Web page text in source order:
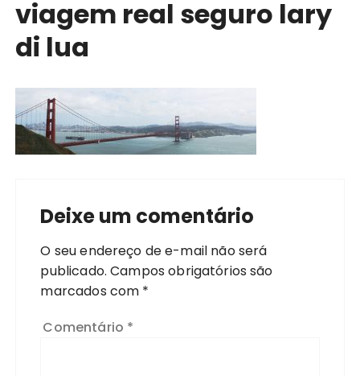
viagem real seguro lary
di lua
Deixe um comentário
O seu endereço de e-mail não será
publicado. Campos obrigatórios são
marcados com *
Comentário *